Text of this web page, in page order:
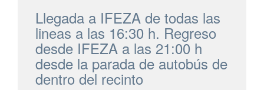
Llegada a IFEZA de todas las
lineas a las 16:30 h. Regreso
desde IFEZA a las 21:00 h
desde la parada de autobús de
dentro del recinto